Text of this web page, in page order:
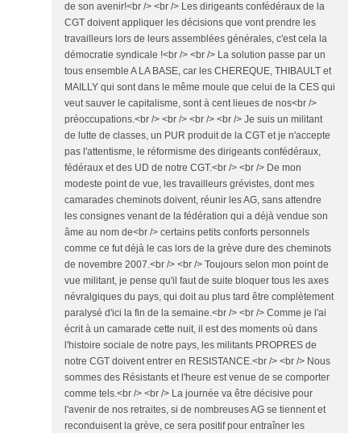
de son avenir!<br /> <br /> Les dirigeants confédéraux de la
CGT doivent appliquer les décisions que vont prendre les
travailleurs lors de leurs assemblées générales, c'est cela la
démocratie syndicale !<br /> <br /> La solution passe par un
tous ensemble A LA BASE, car les CHEREQUE, THIBAULT et
MAILLY qui sont dans le même moule que celui de la CES qui
veut sauver le capitalisme, sont à cent lieues de nos<br />
préoccupations.<br /> <br /> <br /> <br /> Je suis un militant
de lutte de classes, un PUR produit de la CGT et je n'accepte
pas l'attentisme, le réformisme des dirigeants confédéraux,
fédéraux et des UD de notre CGT.<br /> <br /> De mon
modeste point de vue, les travailleurs grévistes, dont mes
camarades cheminots doivent, réunir les AG, sans attendre
les consignes venant de la fédération qui a déjà vendue son
âme au nom de<br /> certains petits conforts personnels
comme ce fut déjà le cas lors de la grève dure des cheminots
de novembre 2007.<br /> <br /> Toujours selon mon point de
vue militant, je pense qu'il faut de suite bloquer tous les axes
névralgiques du pays, qui doit au plus tard être complètement
paralysé d'ici la fin de la semaine.<br /> <br /> Comme je l'ai
écrit à un camarade cette nuit, il est des moments où dans
l'histoire sociale de notre pays, les militants PROPRES de
notre CGT doivent entrer en RESISTANCE.<br /> <br /> Nous
sommes des Résistants et l'heure est venue de se comporter
comme tels.<br /> <br /> La journée va être décisive pour
l'avenir de nos retraites, si de nombreuses AG se tiennent et
reconduisent la grève, ce sera positif pour entraîner les